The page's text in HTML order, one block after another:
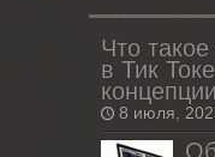
Что
в Тик
концепции
8 июля,